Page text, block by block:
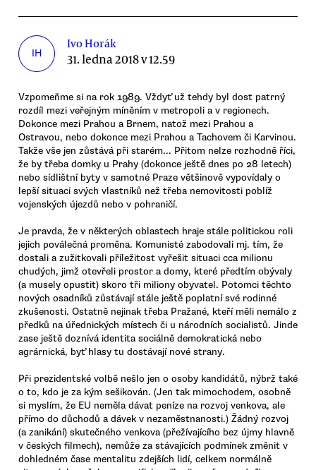
IH
Ivo Horák
31. ledna 2018 v 12.59
Vzpomeňme si na rok 1989. Vždyť už tehdy byl dost patrný
rozdíl mezi veřejným míněním v metropoli a v regionech.
Dokonce mezi Prahou a Brnem, natož mezi Prahou a
Ostravou, nebo dokonce mezi Prahou a Tachovem či Karvinou.
Takže vše jen zůstává při starém... Přitom nelze rozhodně říci,
že by třeba domky u Prahy (dokonce ještě dnes po 28 letech)
nebo sídlištní byty v samotné Praze většinově vypovídaly o
lepší situaci svých vlastníků než třeba nemovitosti poblíž
vojenských újezdů nebo v pohraničí.
Je pravda, že v některých oblastech hraje stále politickou roli
jejich poválečná proměna. Komunisté zabodovali mj. tím, že
dostali a zužitkovali příležitost vyřešit situaci cca milionu
chudých, jimž otevřeli prostor a domy, které předtím obývaly
(a musely opustit) skoro tři miliony obyvatel. Potomci těchto
nových osadníků zůstávají stále ještě poplatní své rodinné
zkušenosti. Ostatně nejinak třeba Pražané, kteří měli nemálo z
předků na úřednických místech či u národních socialistů. Jinde
zase ještě doznívá identita sociálně demokratická nebo
agrárnická, byť hlasy tu dostávají nové strany.
Při prezidentské volbě nešlo jen o osoby kandidátů, nýbrž také
o to, kdo je za kým sešikován. (Jen tak mimochodem, osobně
si myslím, že EU neměla dávat peníze na rozvoj venkova, ale
přímo do důchodů a dávek v nezaměstnanosti.) Žádný rozvoj
(a zanikání) skutečného venkova (přežívajícího bez újmy hlavně
v českých filmech), nemůže za stávajících podmínek změnit v
dohledném čase mentalitu zdejších lidí, celkem normálně